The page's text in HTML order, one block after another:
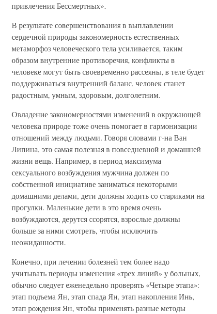
привлечения Бессмертных».
В результате совершенствования в выплавлении
сердечной природы закономерность естественных
метаморфоз человеческого тела усиливается, таким
образом внутренние противоречия, конфликты в
человеке могут быть своевременно рассеяны, в теле будет
поддерживаться внутренний баланс, человек станет
радостным, умным, здоровым, долголетним.
Овладение закономерностями изменений в окружающей
человека природе тоже очень помогает в гармонизации
отношений между людьми. Говоря словами г-на Ван
Липина, это самая полезная в повседневной и домашней
жизни вещь. Например, в период максимума
сексуального возбуждения мужчина должен по
собственной инициативе заниматься некоторыми
домашними делами, дети должны ходить со стариками на
прогулки. Маленькие дети в это время очень
возбуждаются, дерутся ссорятся, взрослые должны
больше за ними смотреть, чтобы исключить
неожиданности.
Конечно, при лечении болезней тем более надо
учитывать периоды изменения «трех линий» у больных,
обычно следует еженедельно проверять «Четыре этапа»:
этап подъема Ян, этап спада Ян, этап накопления Инь,
этап рождения Ян, чтобы применять разные методы